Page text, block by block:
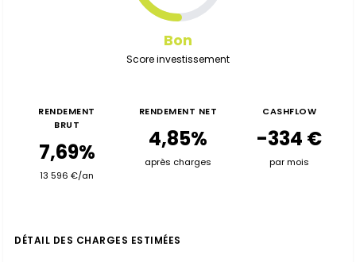
Bon
Score investissement
RENDEMENT
BRUT
7,69%
13 596 €/an
RENDEMENT NET
4,85%
après charges
CASHFLOW
-334 €
par mois
DÉTAIL DES CHARGES ESTIMÉES